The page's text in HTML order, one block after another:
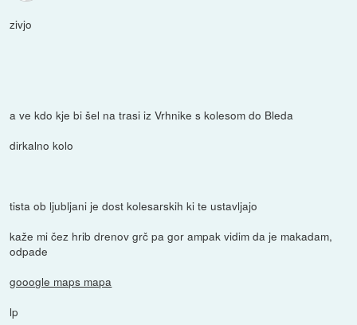
zivjo
a ve kdo kje bi šel na trasi iz Vrhnike s kolesom do Bleda
dirkalno kolo
tista ob ljubljani je dost kolesarskih ki te ustavljajo
kaže mi čez hrib drenov grč pa gor ampak vidim da je makadam,
odpade
gooogle maps mapa
lp